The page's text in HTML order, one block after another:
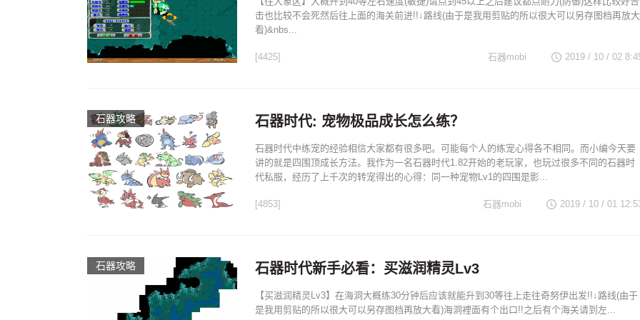
击也比较不会死然后往上面的海关前进!!↓路线(由于是我用剪贴的所以很大可以另存图档再放大
看)&nbs...
[4425] 2019 / 10 / 02
石器mobi
石器攻略 石器时代: 宠物极品成长怎么练？
石器时代中练宠的经验相信大家都有很多吧。可能每个人的练宠心得各不相同。而小编今天要
讲的就是四围顶成长方法。我作为一名石器时代1.82开始的老玩家，也玩过很多不同的石器时
代私服，经历了上千次的转宠得出的心得：同一种宠物Lv1的四围是影...
[4853] 2019 / 10 / 01
石器mobi
石器攻略 石器时代新手必看：买滋润精灵Lv3
【买滋润精灵Lv3】在海洞大概练30分钟后应该就能升到30等往上走往奇努伊出发!!↓路线(由于
是我用剪贴的所以很大可以另存图档再放大看)海洞裡面有个出口!!之后有个海关请到左...